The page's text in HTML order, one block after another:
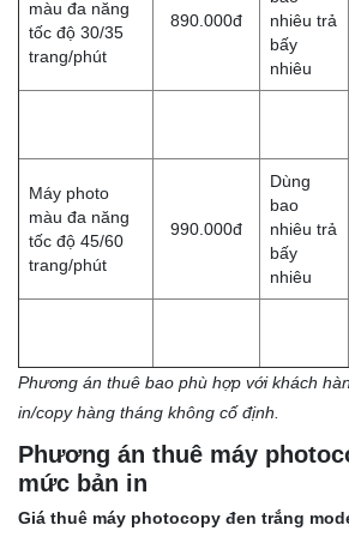
màu đa năng
tốc độ 30/35
trang/phút
890.000đ
nhiêu trả
bấy
nhiêu
Máy photo
màu đa năng
tốc độ 45/60
trang/phút
990.000đ
Dùng
bao
nhiêu trả
bấy
nhiêu
Phương án thuê bao phù hợp với khách
in/copy hàng tháng không cố định.
Phương án thuê máy
mức bản in
Giá thuê máy photocopy đen trắng